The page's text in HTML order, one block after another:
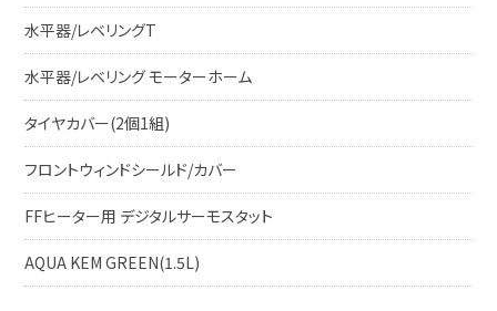
水平器/レベリングT
水平器/レベリング モーターホーム
タイヤカバー(2個1組)
フロントウィンドシールド/カバー
FFヒーター用 デジタルサーモスタット
AQUA KEM GREEN(1.5L)